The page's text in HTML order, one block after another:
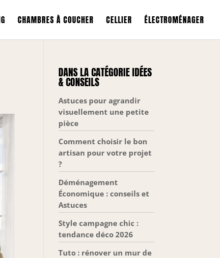
CHAMBRES À COUCHER CELLIER ÉLECTROMÉNAGER
DANS LA CATÉGORIE IDÉES
& CONSEILS
Astuces pour agrandir
visuellement une petite
pièce
Comment choisir le bon
artisan pour votre projet
?
Déménagement
Économique : conseils et
Astuces
Style campagne chic :
tendance déco 2026
Tuto : rénover un mur de